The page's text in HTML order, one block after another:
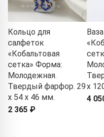
Кольцо для
салфеток
«Кобальтовая
сетка» Форма:
Молодежная.
Твердый фарфор. 29
x 54 x 46 мм.
2 365 ₽
x
4